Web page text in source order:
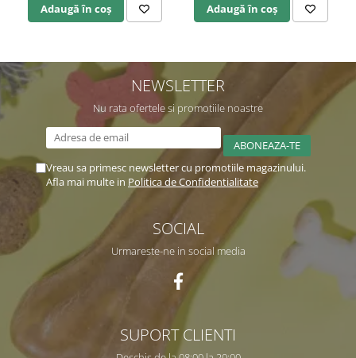
Adaugă în coș Adaugă în coș
NEWSLETTER
Nu rata ofertele si promotiile noastre
Vreau sa primesc newsletter cu promotiile magazinului.
Afla mai multe in Politica de Confidentialitate
SOCIAL
Urmareste-ne in social media
SUPORT CLIENTI